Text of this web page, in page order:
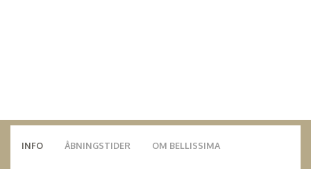
INFO ÅBNINGSTIDER OM BELLISSIMA